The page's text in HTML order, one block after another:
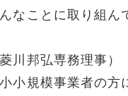
なことに取り組ん
川邦弘専務理事）
小規模事業者の